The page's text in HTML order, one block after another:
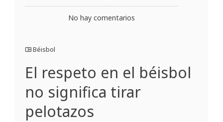
No hay comentarios
Béisbol
El respeto en el béisbol
no significa tirar
pelotazos